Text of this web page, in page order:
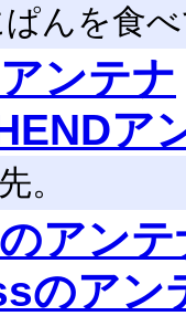
んを食
ンテナ
ア
。
アンテ
のアン